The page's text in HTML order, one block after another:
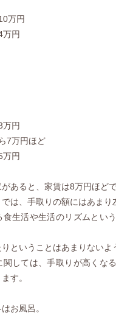
万円
万円
万円
7万円ほど
万円
あると、家賃は8万円ほど
は、手取りの額にはあまり
食生活や生活のリズムとい
ということはあまりないよ
関しては、手取りが高くな
す。
お風呂。